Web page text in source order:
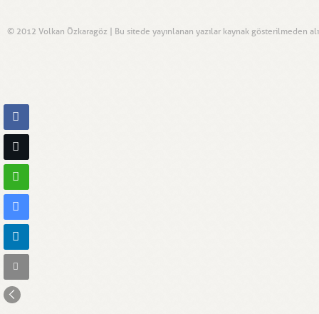
© 2012 Volkan Özkaragöz | Bu sitede yayınlanan yazılar kaynak gösterilmeden